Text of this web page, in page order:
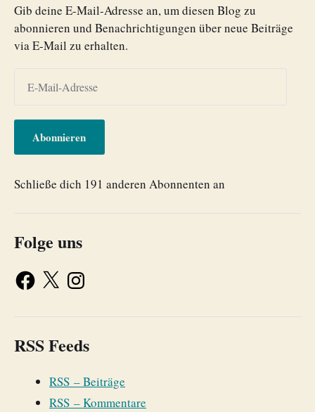
Gib deine E-Mail-Adresse an, um diesen Blog zu
abonnieren und Benachrichtigungen über neue Beiträge
via E-Mail zu erhalten.
Abonnieren
Schließe dich 191 anderen Abonnenten an
Folge uns
RSS Feeds
RSS – Beiträge
RSS – Kommentare